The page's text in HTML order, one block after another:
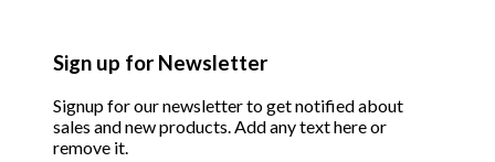
Sign up for Newsletter
Signup for our newsletter to get notified about
sales and new products. Add any text here or
remove it.